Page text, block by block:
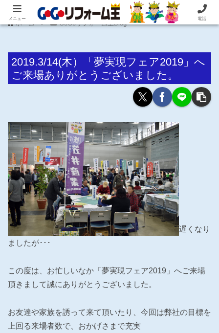
住まいの困ったを即解決！住宅リフォーム専門 株式会社 笠井産業
ホーム GoGoリフォーム王Blog
2019.3/14(木）「夢実現フェア2019」へ
ご来場ありがとうございました。
遅くなり
ましたが･･･
この度は、お忙しいなか「夢実現フェア2019」へご来場
頂きまして誠にありがとうございました。
お友達や家族を誘って来て頂いたり、今回は弊社の目標を
上回る来場者数で、おかげさまで充実
メニュー 電話